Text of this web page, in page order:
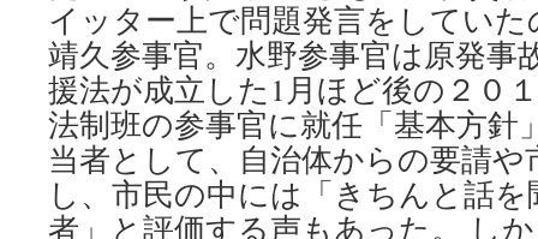
イッター上で問題発言をしてい
靖久参事官。水野参事官は原発事
援法が成立した1月ほど後の２０
法制班の参事官に就任「基本方針
当者として、自治体からの要請
し、市民の中には「きちんと話
者」と評価する声もあった。 し